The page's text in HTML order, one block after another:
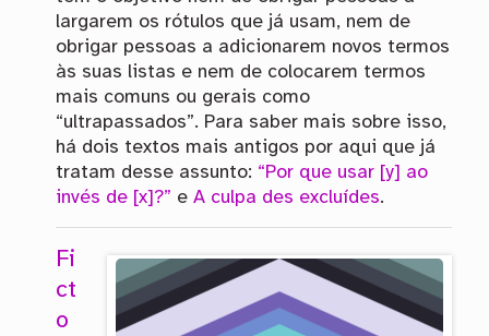
largarem os rótulos que já usam, nem de
obrigar pessoas a adicionarem novos termos
às suas listas e nem de colocarem termos
mais comuns ou gerais como
“ultrapassados”. Para saber mais sobre isso,
há dois textos mais antigos por aqui que já
tratam desse assunto: “Por que usar [y] ao
invés de [x]?” e A culpa des excluídes.
Fi
ct
o